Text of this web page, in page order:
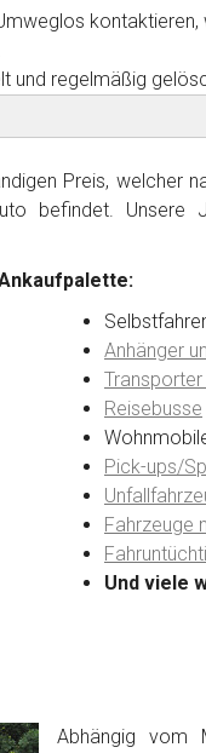
kontaktieren,
und regelmäßig
Preis, welcher
befindet. Unsere
Anhänger
Transporter
Reisebusse
Pick-ups/
Fahrzeuge
Und viele
Abhängig vom